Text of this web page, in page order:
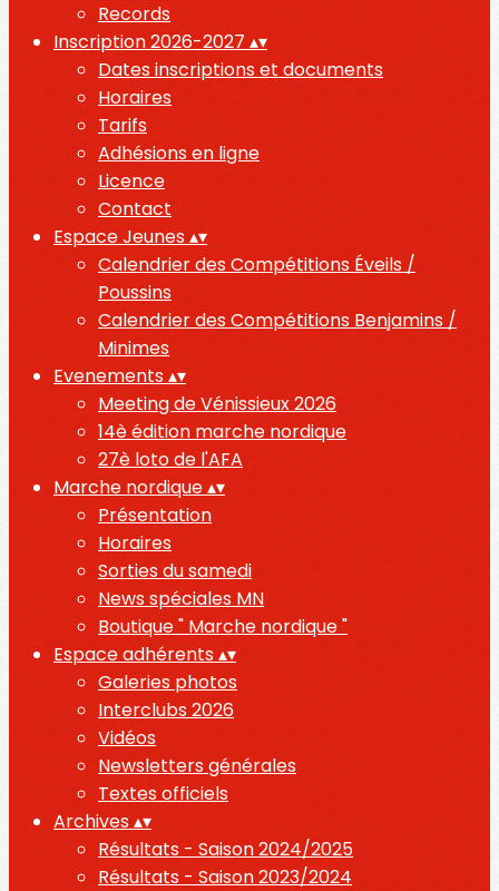
Records
Inscription 2026-2027 ▴▾
Dates inscriptions et documents
Horaires
Tarifs
Adhésions en ligne
Licence
Contact
Espace Jeunes▴▾
Calendrier des Compétitions Éveils /
Poussins
Calendrier des Compétitions Benjamins /
Minimes
Evenements▴▾
Meeting de Vénissieux 2026
14è édition marche nordique
27è loto de l'AFA
Marche nordique▴▾
Présentation
Horaires
Sorties du samedi
News spéciales MN
Boutique " Marche nordique "
Espace adhérents▴▾
Galeries photos
Interclubs 2026
Vidéos
Newsletters générales
Textes officiels
Archives▴▾
Résultats - Saison 2024/2025
Résultats - Saison 2023/2024